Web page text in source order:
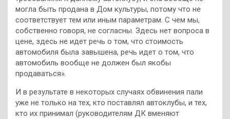
могла быть продана в Дом культуры, потому что не
соответствует тем или иным параметрам. С чем мы,
собственно говоря, не согласны. Здесь нет вопроса в
цене, здесь не идет речь о том, что стоимость
автомобиля была завышена, речь идет о том, что
автомобиль вообще не должен был якобы
продаваться».
И в результате в некоторых случаях обвинения пали
уже не только на тех, кто поставлял автоклубы, и тех,
кто их принимал (руководителям ДК вменяют